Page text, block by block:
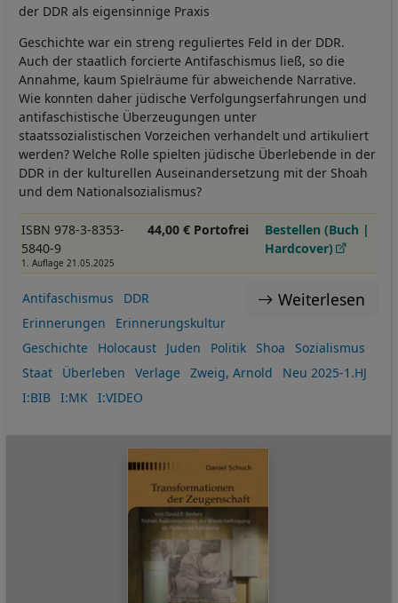
der DDR als eigensinnige Praxis
Geschichte war ein streng reguliertes Feld in der DDR.
Auch der staatlich forcierte Antifaschismus ließ, so die
Annahme, kaum Spielräume für abweichende Narrative.
Wie konnten daher jüdische Verfolgungserfahrungen und
antifaschistische Überzeugungen unter
staatssozialistischen Vorzeichen verhandelt und artikuliert
werden? Welche Rolle spielten jüdische Überlebende in der
DDR in der kulturellen Auseinandersetzung mit der Shoah
und dem Nationalsozialismus?
ISBN 978-3-8353-
5840-9
1. Auflage 21.05.2025
44,00 € Portofrei
Bestellen (Buch |
Hardcover)
Weiterlesen
Antifaschismus
DDR
Erinnerungen
Erinnerungskultur
Geschichte
Holocaust Juden Politik Shoa
Sozialismus
Staat
Überleben Verlage Zweig, Arnold
Neu 2025-1.HJ
I:BIB
I:MK I:VIDEO